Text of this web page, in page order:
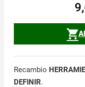
Recambio
DEFINIR.